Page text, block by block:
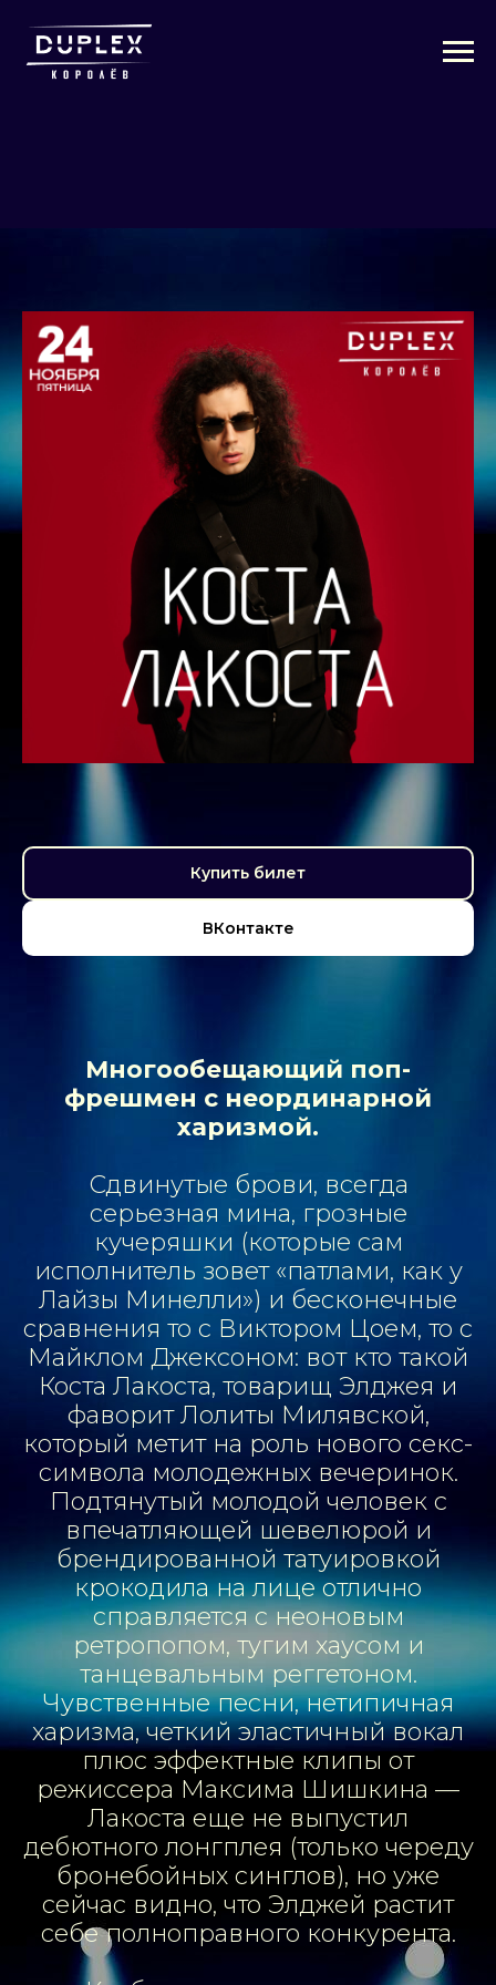
Купить билет
ВКонтакте
Многообещающий поп-
фрешмен с неординарной
харизмой.
Сдвинутые брови, всегда
серьезная мина, грозные
кучеряшки (которые сам
исполнитель зовет «патлами, как у
Лайзы Минелли») и бесконечные
сравнения то с Виктором Цоем, то с
Майклом Джексоном: вот кто такой
Коста Лакоста, товарищ Элджея и
фаворитЛолиты Милявской,
который метит на роль нового секс-
cимвола молодежных вечеринок.
Подтянутый молодой человек с
впечатляющей шевелюрой и
брендированной татуировкой
крокодила на лице отлично
справляется с неоновым
ретропопом, тугим хаусом и
танцевальным реггетоном.
Чувственные песни, нетипичная
харизма, четкий эластичный вокал
плюс эффектные клипы от
режиссера Максима Шишкина —
Лакоста еще не выпустил
дебютного лонгплея (только череду
бронебойных синглов), но уже
сейчас видно, что Элджей растит
себе полноправного конкурента.